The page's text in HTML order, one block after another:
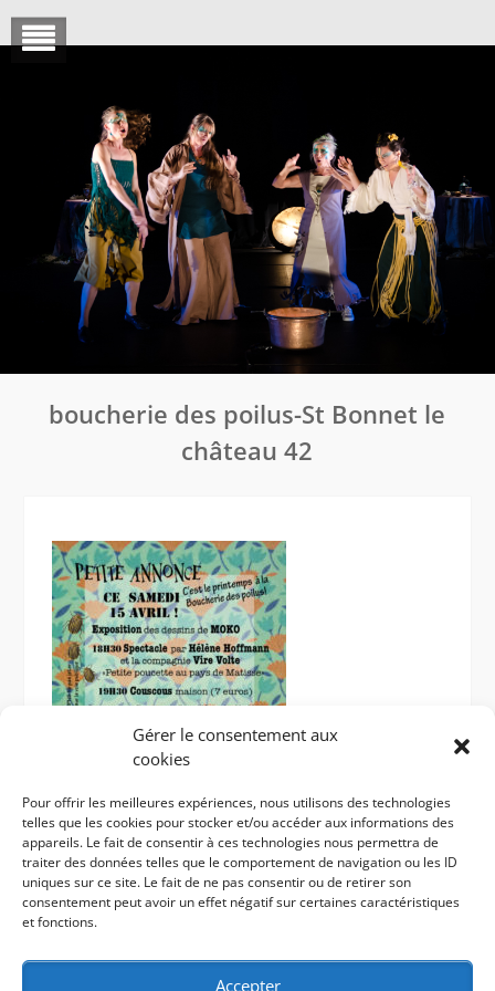
Gérer le consentement aux
cookies
Pour offrir les meilleures expériences, nous utilisons des technologies
telles que les cookies pour stocker et/ou accéder aux informations des
appareils. Le fait de consentir à ces technologies nous permettra de
traiter des données telles que le comportement de navigation ou les ID
uniques sur ce site. Le fait de ne pas consentir ou de retirer son
consentement peut avoir un effet négatif sur certaines caractéristiques
et fonctions.
Accepter
content
boucherie des poilus-St Bonnet le
château 42
boucherie des poilus-St Bonnet le château 42